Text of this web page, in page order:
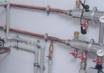
les Mines